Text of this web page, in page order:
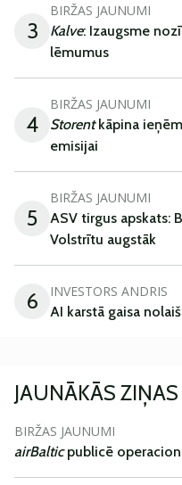
3
BIRŽAS JAUNUMI
Kalve: Izaugsme
lēmumus
4
BIRŽAS JAUNUMI
Storentkāpina
emisijai
5
BIRŽAS JAUNUMI
ASV tirgus apskats:
Volstrītu augstāk
6 INVESTORS ANDRIS
AI karstā gaisa
JAUNĀKĀS ZIŅAS
BIRŽAS JAUNUMI
airBalticpublicē